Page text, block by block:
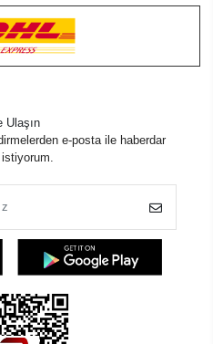
Ulaşın
e-posta ile haberdar